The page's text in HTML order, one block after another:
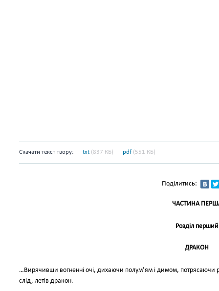
Скачати текст твору: txt (837 КБ) pdf (551 КБ)
Поділитись:
ЧАСТИНА
Розділ перший
ДРАКОН
…Вирячивши вогненні очі, дихаючи полум’ям і димом, потрясаючи
слід, летів дракон.